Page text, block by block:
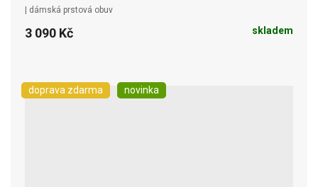
| dámská prstová obuv
3 090 Kč skladem
doprava zdarma novinka